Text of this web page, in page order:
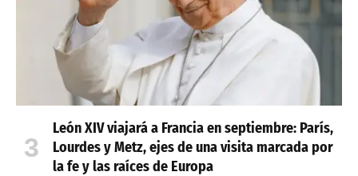
León XIV viajará a Francia en septiembre: París,
Lourdes y Metz, ejes de una visita marcada por
la fe y las raíces de Europa